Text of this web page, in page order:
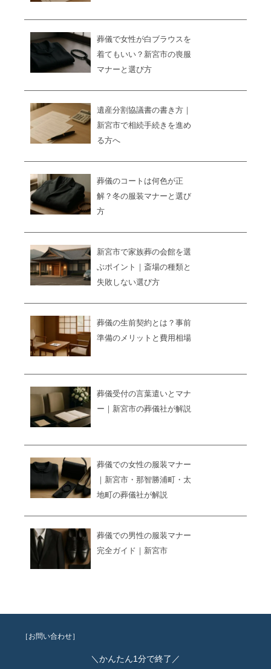
葬儀で女性が白ブラウスを
着てもいい？新宮市の喪服
マナーと選び方
遺産分割協議書の書き方｜
新宮市で相続手続きを進め
る方へ
葬儀のコートは何色が正
解？冬の服装マナーと選び
方
新宮市で家族葬の会館を選
ぶポイント｜斎場の種類と
失敗しない選び方
葬儀の生前契約とは？事前
準備のメリットと費用相場
葬儀受付の言葉遣いとマナ
ー｜新宮市の葬儀社が解説
葬儀での女性の服装マナー
｜新宮市・那智勝浦町・太
地町の葬儀社が解説
葬儀での男性の服装マナー
完全ガイド｜新宮市
［お問い合わせ］
＼かんたん1分で終了／